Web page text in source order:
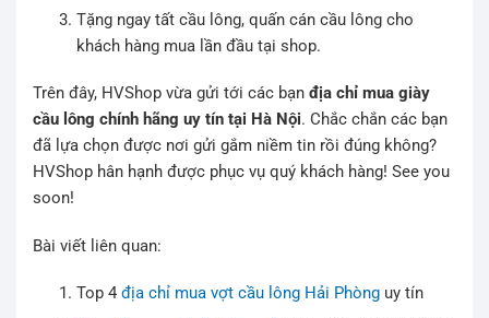
Tặng ngay tất cầu lông, quấn cán cầu lông cho
khách hàng mua lần đầu tại shop.
Trên đây, HVShop vừa gửi tới các bạn địa chỉ mua giày
cầu lông chính hãng uy tín tại Hà Nội. Chắc chắn các bạn
đã lựa chọn được nơi gửi gắm niềm tin rồi đúng không?
HVShop hân hạnh được phục vụ quý khách hàng! See you
soon!
Bài viết liên quan:
Top 4 địa chỉ mua vợt cầu lông Hải Phònguy tín